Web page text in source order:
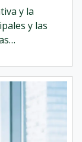
y la
y las